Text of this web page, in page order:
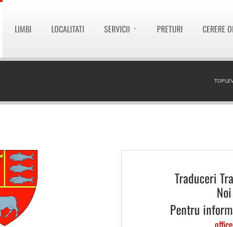
LIMBI LOCALITATI SERVICII PRETURI CERERE
Traduceri
Pentru